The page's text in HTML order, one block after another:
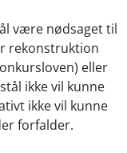
være nødsaget til
rekonstruktion
eller
ikke vil kunne
ikke vil kunne
forfalder.